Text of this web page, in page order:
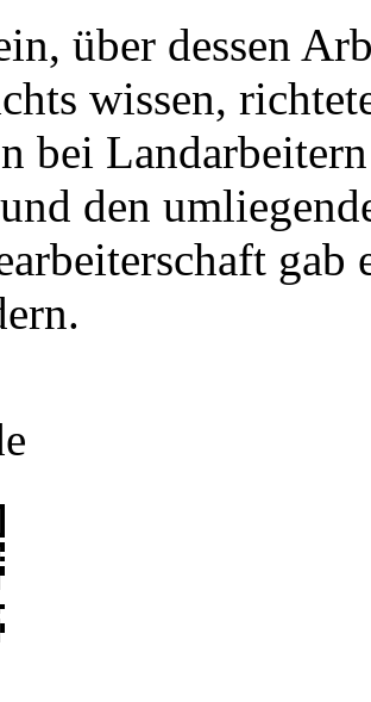
über dessen
wissen,
bei
den
gab